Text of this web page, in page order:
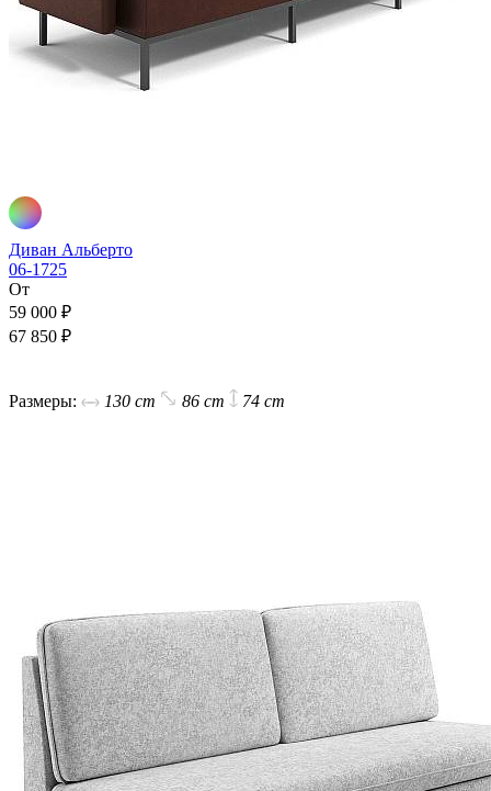
Диван Альберто
06-1725
От
59 000 ₽
67 850 ₽
Размеры:
130 cm 86 cm 74 cm